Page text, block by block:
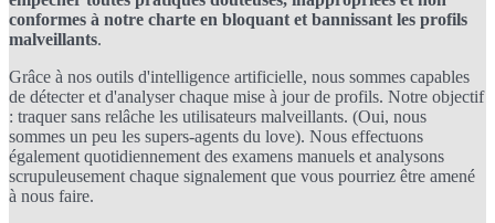
conformes à notre charte en bloquant et bannissant les profils
malveillants.
Grâce à nos outils d'intelligence artificielle, nous sommes capables
de détecter et d'analyser chaque mise à jour de profils. Notre objectif
: traquer sans relâche les utilisateurs malveillants. (Oui, nous
sommes un peu les supers-agents du love). Nous effectuons
également quotidiennement des examens manuels et analysons
scrupuleusement chaque signalement que vous pourriez être amené
à nous faire.